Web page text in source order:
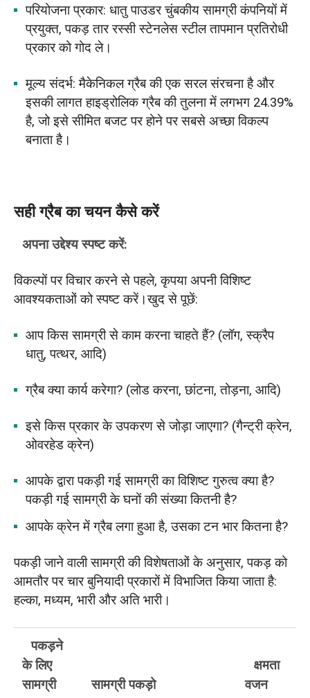
परियोजना प्रकार: धातु पाउडर चुंबकीय सामग्री कंपनियों में
प्रयुक्त, पकड़ तार रस्सी स्टेनलेस स्टील तापमान प्रतिरोधी
प्रकार को गोद ले।
मूल्य संदर्भ: मैकेनिकल ग्रैब की एक सरल संरचना है और
इसकी लागत हाइड्रोलिक ग्रैब की तुलना में लगभग 24.39%
है, जो इसे सीमित बजट पर होने पर सबसे अच्छा विकल्प
बनाता है।
सही ग्रैब का चयन कैसे करें
अपना उद्देश्य स्पष्ट करें:
विकल्पों पर विचार करने से पहले, कृपया अपनी विशिष्ट
आवश्यकताओं को स्पष्ट करें।खुद से पूछें:
आप किस सामग्री से काम करना चाहते हैं? (लॉग, स्क्रैप
धातु, पत्थर, आदि)
ग्रैब क्या कार्य करेगा? (लोड करना, छांटना, तोड़ना, आदि)
इसे किस प्रकार के उपकरण से जोड़ा जाएगा? (गैन्ट्री क्रेन,
ओवरहेड क्रेन)
आपके द्वारा पकड़ी गई सामग्री का विशिष्ट गुरुत्व क्या है?
पकड़ी गई सामग्री के घनों की संख्या कितनी है?
आपके क्रेन में ग्रैब लगा हुआ है, उसका टन भार कितना है?
पकड़ी जाने वाली सामग्री की विशेषताओं के अनुसार, पकड़ को
आमतौर पर चार बुनियादी प्रकारों में विभाजित किया जाता है:
हल्का, मध्यम, भारी और अति भारी।
पकड़ने
के लिए
सामग्री
सामग्री पकड़ो
क्षमता
वजन